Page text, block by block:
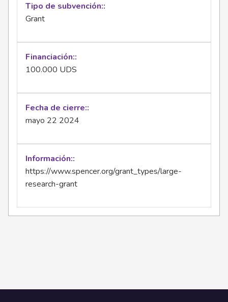
Tipo de subvención:
Grant
Financiación:
100.000 UDS
Fecha de cierre:
mayo 22 2024
Información:
https://www.spencer.org/grant_types/large-
research-grant